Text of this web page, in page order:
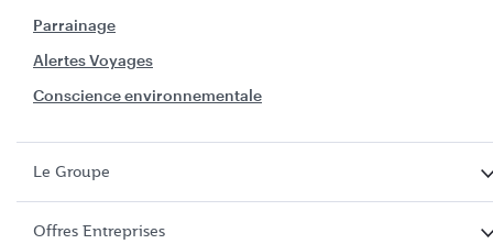
Parrainage
Alertes Voyages
Conscience environnementale
Le Groupe
Offres Entreprises